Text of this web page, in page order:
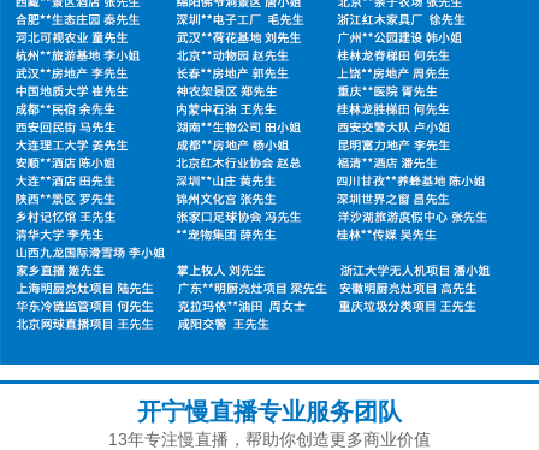
开宁慢直播专业服务团队
13年专注慢直播，帮助你创造更多商业价值